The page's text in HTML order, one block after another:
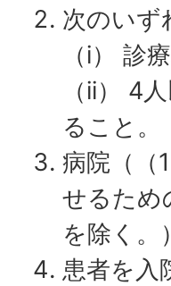
次のいず
（i） 診
（ii） 4
ること。
病院（（
せるため
を除く。
患者を入